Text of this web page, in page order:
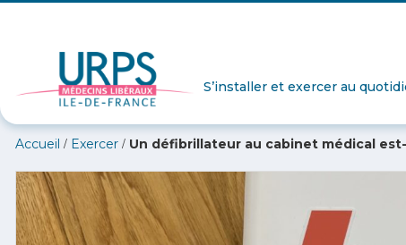
S’installer et exercer au
Accueil / Exercer / Un défibrillateur au cabinet médical